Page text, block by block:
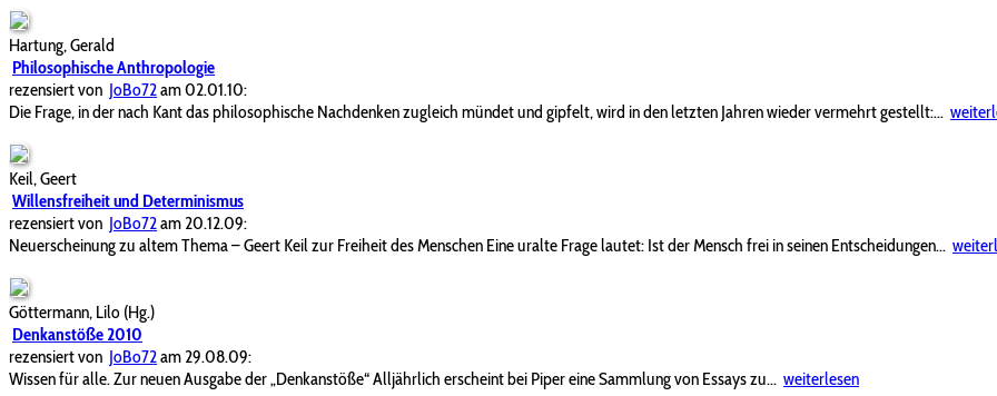
Hartung, Gerald
Philosophische Anthropologie
rezensiert von JoBo72am 02.01.10:
Die Frage, in der nach Kant das philosophische Nachdenken zugleich mündet und gipfelt, wird in den letzten Jahren wieder vermehrt gestellt:...
Keil, Geert
Willensfreiheit und Determinismus
rezensiert von JoBo72am 20.12.09:
Neuerscheinung zu altem Thema – Geert Keil zur Freiheit des Menschen Eine uralte Frage lautet: Ist der Mensch frei in seinen Entscheidungen...
Göttermann, Lilo (Hg.)
Denkanstöße 2010
rezensiert von JoBo72am 29.08.09:
Wissen für alle. Zur neuen Ausgabe der „Denkanstöße“ Alljährlich erscheint bei Piper eine Sammlung von Essays zu... weiterlesen